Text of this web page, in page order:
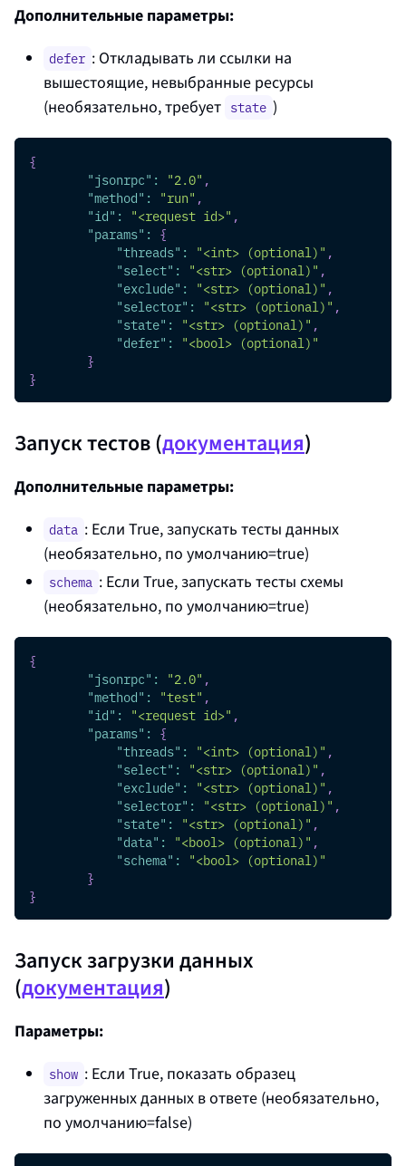
Дополнительные параметры:
defer : Откладывать ли ссылки на
вышестоящие, невыбранные ресурсы
(необязательно, требует state )
{
"jsonrpc" : "2.0" ,
"method" : "run" ,
"id" : "<request id>" ,
"params" : {
"threads" : "<int> (optional)" ,
"select" : "<str> (optional)" ,
"exclude" : "<str> (optional)" ,
"selector" : "<str> (optional)" ,
"state" : "<str> (optional)" ,
"defer" :
"<bool> (optional)"
}
}
Запуск тестов (документация)
Дополнительные параметры:
data : Если True, запускать тесты данных
(необязательно, по умолчанию=true)
schema : Если True, запускать тесты схемы
(необязательно, по умолчанию=true)
{
"jsonrpc" : "2.0" ,
"method" : "test" ,
"id" : "<request id>" ,
"params" : {
"threads" : "<int> (optional)" ,
"select" : "<str> (optional)" ,
"exclude" : "<str> (optional)" ,
"selector" : "<str> (optional)" ,
"state" : "<str> (optional)" ,
"data" : "<bool> (optional)" ,
"schema" :
"<bool> (optional)"
}
}
Запуск загрузки данных
(документация)
Параметры:
show : Если True, показать образец
загруженных данных в ответе (необязательно,
по умолчанию=false)